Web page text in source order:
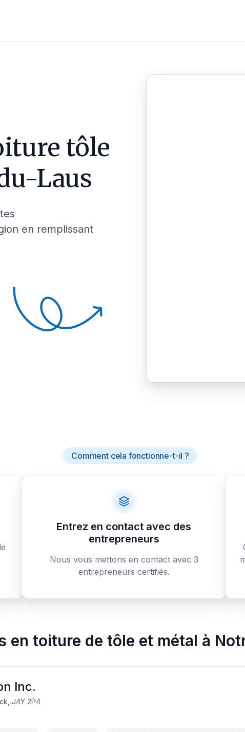
tôle
Laus
en remplissant
Comment cela fonctionne-t-il ?
Entrez en contact avec des
entrepreneurs
Nous vous mettons en contact avec 3
entrepreneurs certifiés.
en toiture de tôle et métal à
Inc.
J4Y 2P4